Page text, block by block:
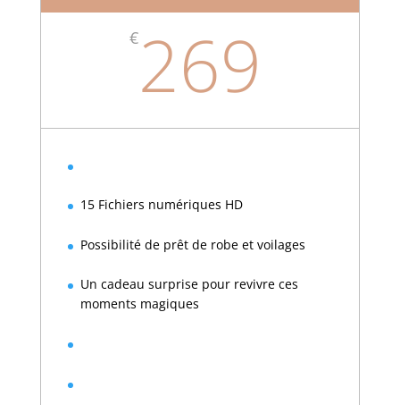
€269
15 Fichiers numériques HD
Possibilité de prêt de robe et voilages
Un cadeau surprise pour revivre ces
moments magiques